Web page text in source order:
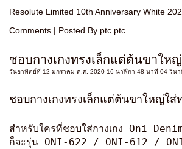
Resolute Limited 10th Anniversary White
Comments | Posted By ptc ptc
ชอบกางเกงทรงเล็กแต่ต้นขาให
วันอาทิตย์ที่ 12 มกราคม ค.ศ. 2020 16 นาฬิกา 48 นาที 04 วินา
ชอบกางเกงทรงเล็กแต่ต้นขาใหญ่ใส่
สำหรับใครที่ชอบใส่กางเกง Oni
ก็จะรุ่น ONI-622 / ONI-612 /